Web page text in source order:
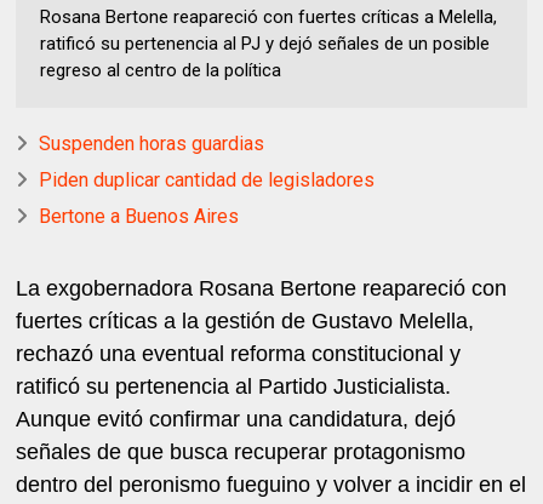
Rosana Bertone reapareció con fuertes críticas a Melella,
ratificó su pertenencia al PJ y dejó señales de un posible
regreso al centro de la política
Suspenden horas guardias
Piden duplicar cantidad de legisladores
Bertone a Buenos Aires
La exgobernadora Rosana Bertone reapareció con
fuertes críticas a la gestión de Gustavo Melella,
rechazó una eventual reforma constitucional y
ratificó su pertenencia al Partido Justicialista.
Aunque evitó confirmar una candidatura, dejó
señales de que busca recuperar protagonismo
dentro del peronismo fueguino y volver a incidir en el